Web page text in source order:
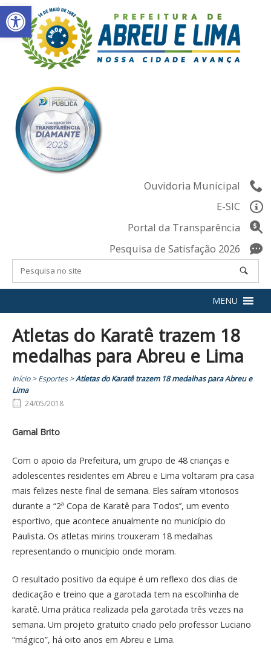
Abrir a barra de ferramentas
Skip
to
content
Ouvidoria Municipal
E-SIC
Portal da Transparência
Pesquisa de Satisfação 2026
MENU
Atletas do Karatê trazem 18
medalhas para Abreu e Lima
Início>Esportes>Atletas do Karatê trazem 18 medalhas para Abreu e
Lima
24/05/2018
Gamal Brito
Com o apoio da Prefeitura, um grupo de 48 crianças e
adolescentes residentes em Abreu e Lima voltaram pra casa
mais felizes neste final de semana. Eles saíram vitoriosos
durante a “2ª Copa de Karatê para Todos’’, um evento
esportivo, que acontece anualmente no município do
Paulista. Os atletas mirins trouxeram 18 medalhas
representando o município onde moram.
O resultado positivo da equipe é um reflexo dos dias de
dedicação e treino que a garotada tem na escolhinha de
karatê. Uma prática realizada pela garotada três vezes na
semana. Um projeto gratuito criado pelo professor Luciano
“mágico”, há oito anos em Abreu e Lima.